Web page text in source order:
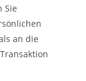
Sie
an die